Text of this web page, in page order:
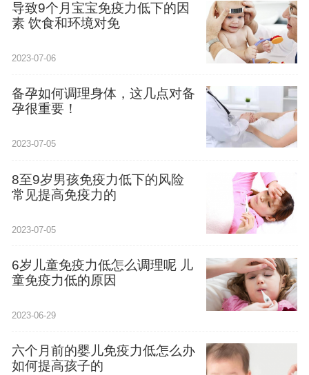
导致9个月宝宝免疫力低下的因
素 饮食和环境对免
2023-07-06
备孕如何调理身体，这几点对备
孕很重要！
2023-07-05
8至9岁男孩免疫力低下的风险
常见提高免疫力的
2023-07-05
6岁儿童免疫力低怎么调理呢 儿
童免疫力低的原因
2023-06-29
六个月前的婴儿免疫力低怎么办
如何提高孩子的